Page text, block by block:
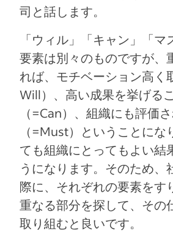
司と話します。
「ウィル」「キャン」「マ
要素は別々のものですが、
れば、モチベーション高く
Will）、高い成果を挙げる
（=Can）、組織にも評価
（=Must）ということにな
ても組織にとってもよい結
うになります。そのため、
際に、それぞれの要素をす
重なる部分を探して、その
取り組むと良いです。